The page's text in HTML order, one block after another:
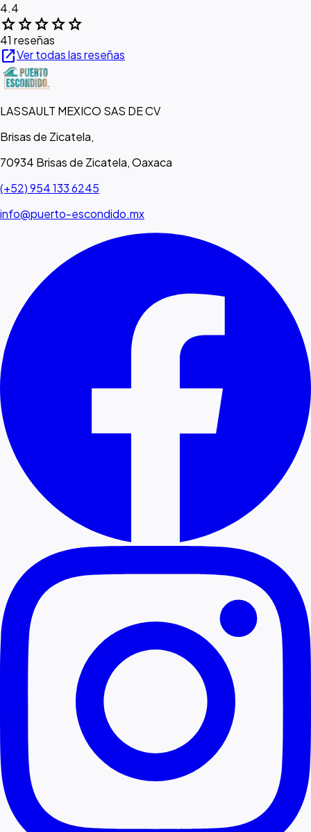
4.4
starstarstarstarstar
41 reseñas
open_in_newVer todas las reseñas
LASSAULT MEXICO SAS DE CV
Brisas de Zicatela,
70934 Brisas de Zicatela, Oaxaca
(+52) 954 133 6245
info@puerto-escondido.mx